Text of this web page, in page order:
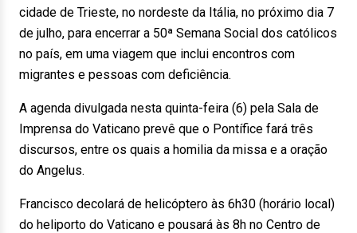
cidade de Trieste, no nordeste da Itália, no próximo dia 7
de julho, para encerrar a 50ª Semana Social dos católicos
no país, em uma viagem que inclui encontros com
migrantes e pessoas com deficiência.
A agenda divulgada nesta quinta-feira (6) pela Sala de
Imprensa do Vaticano prevê que o Pontífice fará três
discursos, entre os quais a homilia da missa e a oração
do Angelus.
Francisco decolará de helicóptero às 6h30 (horário local)
do heliporto do Vaticano e pousará às 8h no Centro de